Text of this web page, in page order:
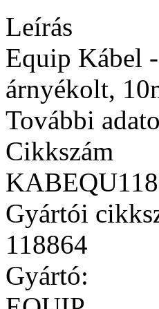
Leírás
Equip Kábel
árnyékolt,
További
Cikkszám
Gyártói
118864
Gyártó: